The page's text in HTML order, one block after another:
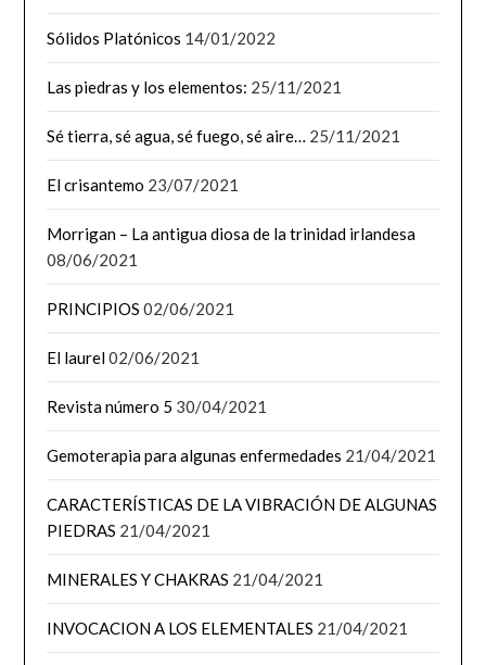
Sólidos Platónicos 14/01/2022
Las piedras y los elementos: 25/11/2021
Sé tierra, sé agua, sé fuego, sé aire… 25/11/2021
El crisantemo 23/07/2021
Morrigan – La antigua diosa de la trinidad irlandesa
08/06/2021
PRINCIPIOS 02/06/2021
El laurel02/06/2021
Revista número 5 30/04/2021
Gemoterapia para algunas enfermedades 21/04/2021
CARACTERÍSTICAS DE LA VIBRACIÓN DE ALGUNAS
PIEDRAS 21/04/2021
MINERALES Y CHAKRAS 21/04/2021
INVOCACION A LOS ELEMENTALES 21/04/2021